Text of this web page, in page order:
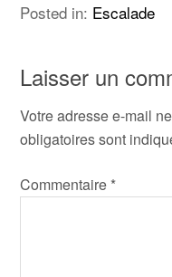
Posted in: Escalade
Laisser un
Votre adresse e-mail
obligatoires sont
Commentaire *